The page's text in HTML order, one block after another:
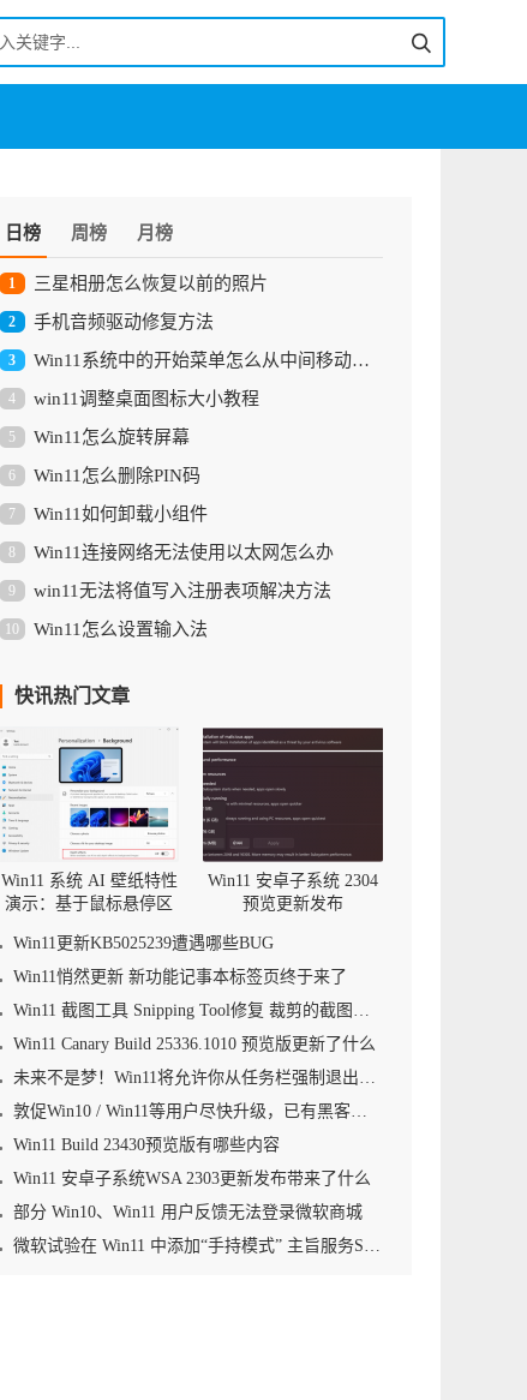
日榜 周榜 月榜
1 三星相册怎么恢复以前的照片
2 手机音频驱动修复方法
3 Win11系统中的开始菜单怎么从中间移动到左边
4 win11调整桌面图标大小教程
5 Win11怎么旋转屏幕
6 Win11怎么删除PIN码
7 Win11如何卸载小组件
8 Win11连接网络无法使用以太网怎么办
9 win11无法将值写入注册表项解决方法
10 Win11怎么设置输入法
快讯热门文章
Win11 系统 AI 壁纸特性
演示：基于鼠标悬停区
Win11 安卓子系统 2304
预览更新发布
Win11更新KB5025239遭遇哪些BUG
Win11悄然更新 新功能记事本标签页终于来了
Win11 Canary Build 25336.1010 预览版更新了什么
Win11 Build 23430预览版有哪些内容
Win11 安卓子系统WSA 2303更新发布带来了什么
部分 Win10、Win11 用户反馈无法登录微软商城